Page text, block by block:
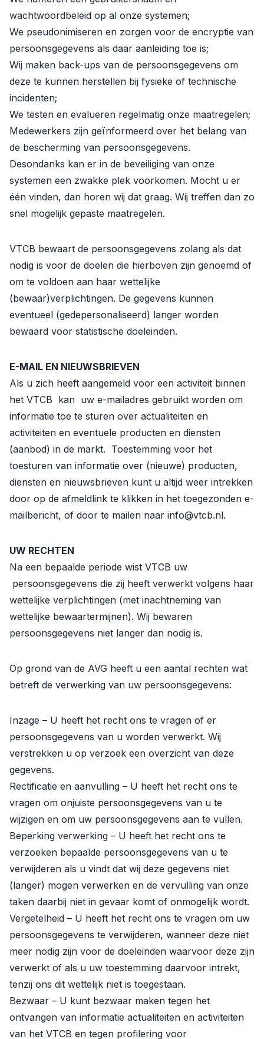
wachtwoordbeleid op al onze systemen;
We pseudonimiseren en zorgen voor de encryptie van
persoonsgegevens als daar aanleiding toe is;
Wij maken back-ups van de persoonsgegevens om
deze te kunnen herstellen bij fysieke of technische
incidenten;
We testen en evalueren regelmatig onze maatregelen;
Medewerkers zijn geïnformeerd over het belang van
de bescherming van persoonsgegevens.
Desondanks kan er in de beveiliging van onze
systemen een zwakke plek voorkomen. Mocht u er
één vinden, dan horen wij dat graag. Wij treffen dan zo
snel mogelijk gepaste maatregelen.
VTCB bewaart de persoonsgegevens zolang als dat
nodig is voor de doelen die hierboven zijn genoemd of
om te voldoen aan haar wettelijke
(bewaar)verplichtingen. De gegevens kunnen
eventueel (gedepersonaliseerd) langer worden
bewaard voor statistische doeleinden.
E-MAIL EN NIEUWSBRIEVEN
Als u zich heeft aangemeld voor een activiteit binnen
het VTCB kan uw e-mailadres gebruikt worden om
informatie toe te sturen over actualiteiten en
activiteiten en eventuele producten en diensten
(aanbod) in de markt. Toestemming voor het
toesturen van informatie over (nieuwe) producten,
diensten en nieuwsbrieven kunt u altijd weer intrekken
door op de afmeldlink te klikken in het toegezonden e-
mailbericht, of door te mailen naar info@vtcb.nl.
UW RECHTEN
Na een bepaalde periode wist VTCB uw
persoonsgegevens die zij heeft verwerkt volgens haar
wettelijke verplichtingen (met inachtneming van
wettelijke bewaartermijnen). Wij bewaren
persoonsgegevens niet langer dan nodig is.
Op grond van de AVG heeft u een aantal rechten wat
betreft de verwerking van uw persoonsgegevens:
Inzage – U heeft het recht ons te vragen of er
persoonsgegevens van u worden verwerkt. Wij
verstrekken u op verzoek een overzicht van deze
gegevens.
Rectificatie en aanvulling – U heeft het recht ons te
vragen om onjuiste persoonsgegevens van u te
wijzigen en om uw persoonsgegevens aan te vullen.
Beperking verwerking – U heeft het recht ons te
verzoeken bepaalde persoonsgegevens van u te
verwijderen als u vindt dat wij deze gegevens niet
(langer) mogen verwerken en de vervulling van onze
taken daarbij niet in gevaar komt of onmogelijk wordt.
Vergetelheid – U heeft het recht ons te vragen om uw
persoonsgegevens te verwijderen, wanneer deze niet
meer nodig zijn voor de doeleinden waarvoor deze zijn
verwerkt of als u uw toestemming daarvoor intrekt,
tenzij ons dit wettelijk niet is toegestaan.
Bezwaar – U kunt bezwaar maken tegen het
ontvangen van informatie actualiteiten en activiteiten
van het VTCB en tegen profilering voor